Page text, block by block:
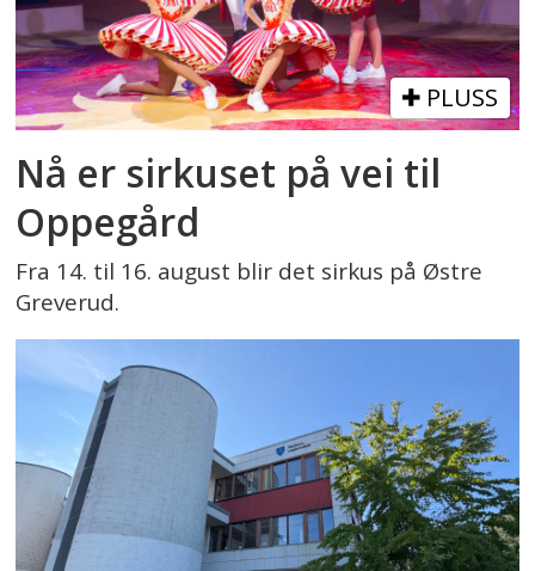
PLUSS
Nå er sirkuset på vei til
Oppegård
Fra 14. til 16. august blir det sirkus på Østre
Greverud.